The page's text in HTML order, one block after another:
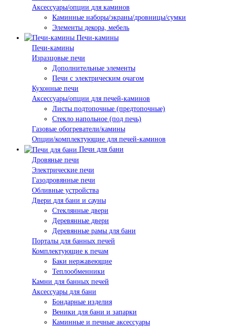
Аксессуары/опции для каминов
Каминные наборы/экраны/дровницы/сумки
Элементы декора, мебель
Печи-камины
Печи-камины
Изразцовые печи
Дополнительные элементы
Печи с электрическим очагом
Кухонные печи
Аксессуары/опции для печей-каминов
Листы подтопочные (предтопочные)
Стекло напольное (под печь)
Газовые обогреватели/камины
Опции/комплектующие для печей-каминов
Печи для бани
Дровяные печи
Электрические печи
Газодровянные печи
Обливные устройства
Двери для бани и сауны
Стеклянные двери
Деревянные двери
Деревянные рамы для бани
Порталы для банных печей
Комплектующие к печам
Баки нержавеющие
Теплообменники
Камни для банных печей
Аксессуары для бани
Бондарные изделия
Веники для бани и запарки
Каминные и печные аксессуары